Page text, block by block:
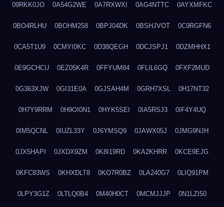
09RKK0JO 0A54G2WE 0A7RXWXI 0AG4NTTC 0AYXMFKC
0BO4RLHU 0BOHM258 0BPJ04DK 0BSHJVOT 0C9RGFN6
0CA5T1U9 0CMYI0KC 0D38QEGH 0DCJSPJ1 0DZMHHX1
0E9GCHCU 0EZ05K4R 0FFYUM84 0FLIL6GQ 0FXF2MUD
0G363XJW 0GI31E0A 0GJSAH4M 0GRH7XSL 0H17NT32
0H7Y9RRM 0H9OI0N1 0HYK5SEI 0IA5RSJ3 0IF4Y4UQ
0IM5QCNL 0IUZL33Y 0J6YMSQ9 0JAWX05J 0JMG9NJH
0JX5HAPI 0JXDX9ZM 0K8I19RD 0KA2KHRR 0KCE9EJG
0KFC83WS 0KHXDLT8 0KO7R0BZ 0LA240G7 0LIQ91PM
0LPY3G1Z 0LTLQ0B4 0M40H0CT 0MCMJJJP 0N1LZI50